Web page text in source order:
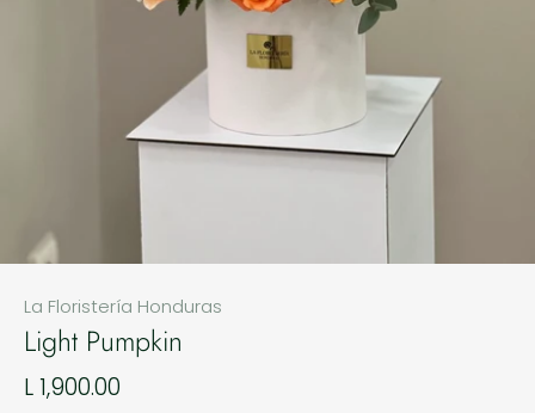
La Floristería Honduras
Light Pumpkin
L 1,900.00